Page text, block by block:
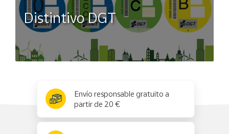
Distintivo DGT
Envío responsable gratuito a
partir de 20 €